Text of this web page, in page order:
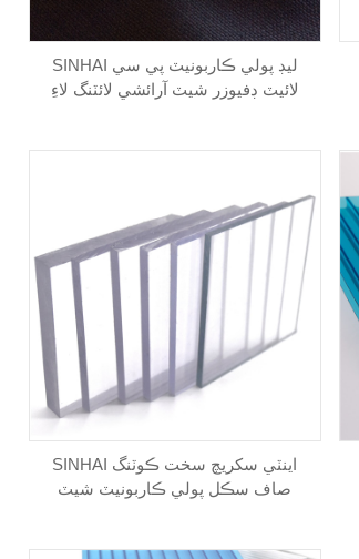
SINHAI ليڊ پولي ڪاربونيٽ پي سي
لائيٽ ڊفيوزر شيٽ آرائشي لائٽنگ لاءِ
SINHAI اينٽي سکريچ سخت ڪوٽنگ
صاف سڪل پولي ڪاربونيٽ شيٽ